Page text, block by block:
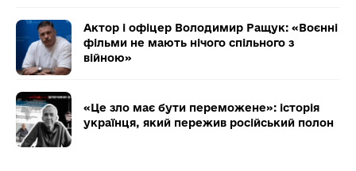
Актор і офіцер Володимир Ращук: «Воєнні
фільми не мають нічого спільного з
війною»
«Це зло має бути переможене»: історія
українця, який пережив російський полон